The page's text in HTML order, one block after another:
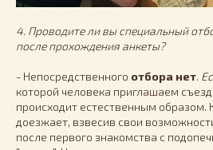
4. Проводите ли вы специальный
после прохождения анкеты?
- Непосредственного отбора нет.
которой человека приглашаем
происходит естественным образом.
доезжает, взвесив свои
после первого знакомства с